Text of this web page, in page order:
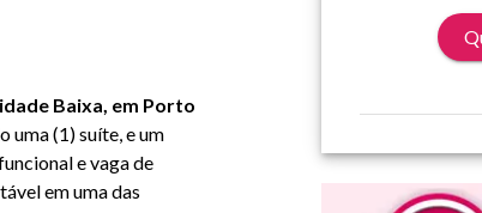
Baixa, em Porto
uma (1) suíte, e um
e vaga de
em uma das